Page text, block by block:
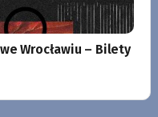
Wrocławiu – Bilety